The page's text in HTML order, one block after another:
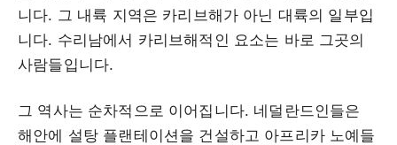
니다. 그 내륙 지역은 카리브해가 아닌 대륙의 일부입
니다. 수리남에서 카리브해적인 요소는 바로 그곳의
사람들입니다.
그 역사는 순차적으로 이어집니다. 네덜란드인들은
해안에 설탕 플랜테이션을 건설하고 아프리카 노예들